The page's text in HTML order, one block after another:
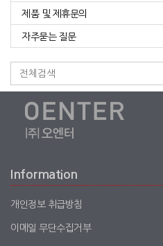
제품 및 제휴문의
자주묻는 질문
Information
개인정보 취급방침
이메일 무단수집거부